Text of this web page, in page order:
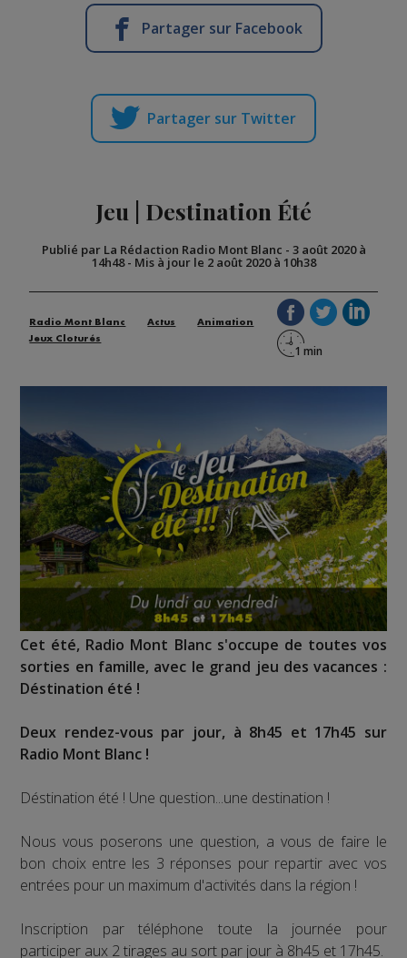
Partager sur Facebook
Partager sur Twitter
Jeu | Destination Été
Publié par La Rédaction Radio Mont Blanc - 3 août 2020 à
14h48- Mis à jour le 2 août 2020 à 10h38
Radio Mont Blanc Actus
Animation
Jeux Cloturés
Cet été, Radio Mont Blanc s'occupe de toutes vos
sorties en famille, avec le grand jeu des vacances :
Déstination été !
Deux rendez-vous par jour, à 8h45 et 17h45 sur
Radio Mont Blanc !
Déstination été ! Une question...une destination !
Nous vous poserons une question, a vous de faire le
bon choix entre les 3 réponses pour repartir avec vos
entrées pour un maximum d'activités dans la région !
Inscription par téléphone toute la journée pour
participer aux 2 tirages au sort par jour à 8h45 et 17h45.